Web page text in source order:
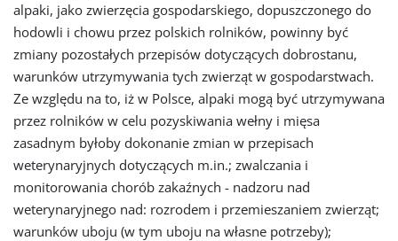
alpaki, jako zwierzęcia gospodarskiego, dopuszczonego do
hodowli i chowu przez polskich rolników, powinny być
zmiany pozostałych przepisów dotyczących dobrostanu,
warunków utrzymywania tych zwierząt w gospodarstwach.
Ze względu na to, iż w Polsce, alpaki mogą być utrzymywana
przez rolników w celu pozyskiwania wełny i mięsa
zasadnym byłoby dokonanie zmian w przepisach
weterynaryjnych dotyczących m.in.; zwalczania i
monitorowania chorób zakaźnych - nadzoru nad
weterynaryjnego nad: rozrodem i przemieszaniem zwierząt;
warunków uboju (w tym uboju na własne potrzeby);